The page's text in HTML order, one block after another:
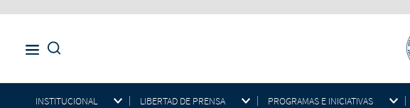
INSTITUCIONAL LIBERTAD DE PRENSA PROGRAMAS E INICIATIVAS